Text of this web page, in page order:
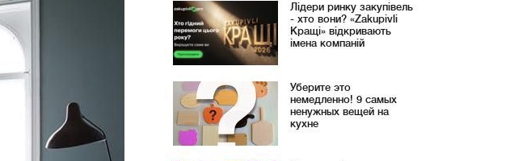
Лідери ринку закупівель
- хто вони? «Zakupivli
Кращі» відкривають
імена компаній
Уберите это
немедленно! 9 самых
ненужных вещей на
кухне